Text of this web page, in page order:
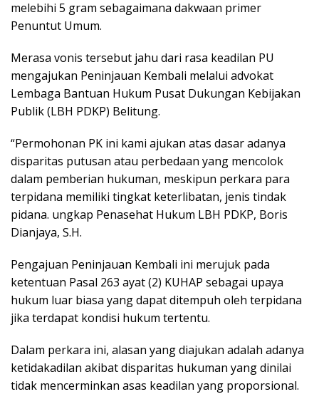
melebihi 5 gram sebagaimana dakwaan primer
Penuntut Umum.
Merasa vonis tersebut jahu dari rasa keadilan PU
mengajukan Peninjauan Kembali melalui advokat
Lembaga Bantuan Hukum Pusat Dukungan Kebijakan
Publik (LBH PDKP) Belitung.
“Permohonan PK ini kami ajukan atas dasar adanya
disparitas putusan atau perbedaan yang mencolok
dalam pemberian hukuman, meskipun perkara para
terpidana memiliki tingkat keterlibatan, jenis tindak
pidana. ungkap Penasehat Hukum LBH PDKP, Boris
Dianjaya, S.H.
Pengajuan Peninjauan Kembali ini merujuk pada
ketentuan Pasal 263 ayat (2) KUHAP sebagai upaya
hukum luar biasa yang dapat ditempuh oleh terpidana
jika terdapat kondisi hukum tertentu.
Dalam perkara ini, alasan yang diajukan adalah adanya
ketidakadilan akibat disparitas hukuman yang dinilai
tidak mencerminkan asas keadilan yang proporsional.